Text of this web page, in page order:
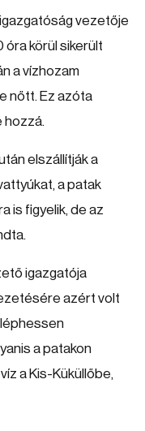
vezetője
óra körül sikerült
a vízhozam
nőtt. Ez azóta
hozzá.
elszállítják a
a patak
is figyelik, de az
igazgatója
azért volt
a patakon
a Kis-Küküllőbe,